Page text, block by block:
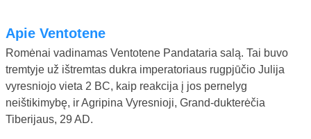
Apie Ventotene
Romėnai vadinamas Ventotene Pandataria salą. Tai buvo
tremtyje už ištremtas dukra imperatoriaus rugpjūčio Julija
vyresniojo vieta 2 BC, kaip reakcija į jos pernelyg
neištikimybę, ir Agripina Vyresnioji, Grand-dukterėčia
Tiberijaus, 29 AD.